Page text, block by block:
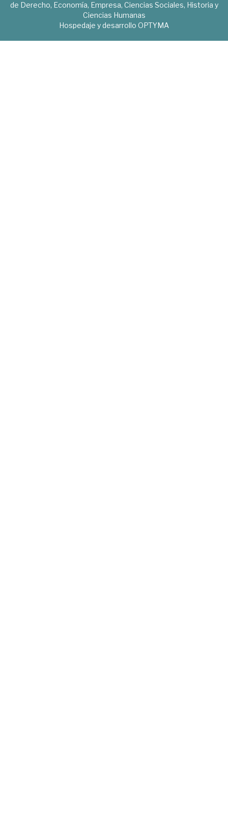
de Derecho, Economía, Empresa, Ciencias Sociales, Historia y
Ciencias Humanas
Hospedaje y desarrollo OPTYMA